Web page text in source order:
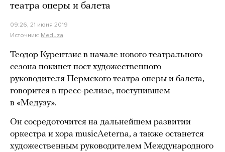
театра оперы и балета
09:26, 21 июня 2019
Источник: Meduza
Теодор Курентзис в начале нового театрального
сезона покинет пост художественного
руководителя Пермского театра оперы и балета,
говорится в пресс-релизе, поступившем
в «Медузу».
Он сосредоточится на дальнейшем развитии
оркестра и хора musicAeterna, а также останется
художественным руководителем Международного